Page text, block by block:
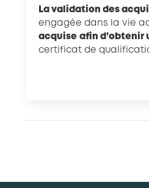
La validation des
engagée dans la vie
acquise afin d’obtenir
certificat de